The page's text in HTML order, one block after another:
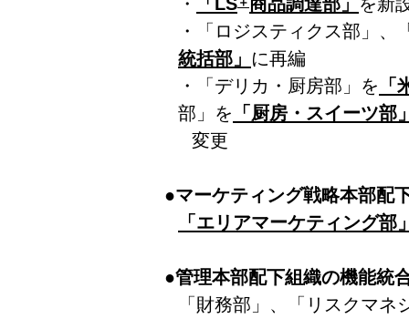
・「ロジスティクス部」、
統括部」 に再編
・「デリカ・厨房部」を
部」を 「厨房・スイーツ部
変更
●マーケティング戦略本部配
「エリアマーケティング部
●管理本部配下組織の機能統
「財務部」、「リスクマネ